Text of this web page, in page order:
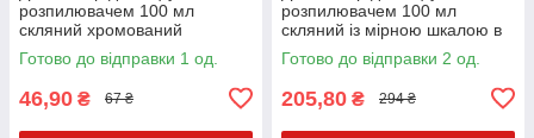
розпилювачем 100 мл
скляний хромований
Готово до відправки 1 од.
46,90 ₴ 67 ₴
розпилювачем 100 мл
скляний із мірною шкалою в
чохлі
Готово до відправки 2 од.
205,80 ₴ 294 ₴